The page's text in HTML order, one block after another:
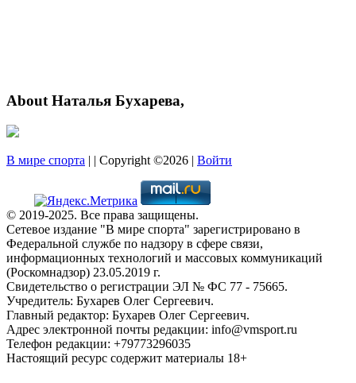
About Наталья Бухарева,
В мире спорта | | Copyright ©2026 | Войти
© 2019-2025. Все права защищены.
Сетевое издание "В мире спорта" зарегистрировано в
Федеральной службе по надзору в сфере связи,
информационных технологий и массовых коммуникаций
(Роскомнадзор) 23.05.2019 г.
Свидетельство о регистрации ЭЛ № ФС 77 - 75665.
Учредитель: Бухарев Олег Сергеевич.
Главный редактор: Бухарев Олег Сергеевич.
Адрес электронной почты редакции: info@vmsport.ru
Телефон редакции: +79773296035
Настоящий ресурс содержит материалы 18+